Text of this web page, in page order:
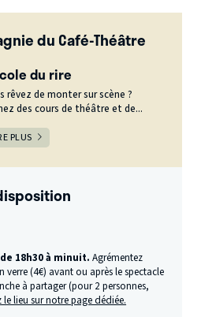
du Café-Théâtre
du rire
rêvez de monter sur scène ?
des cours de théâtre et de...
PLUS
de 18h30 à minuit.Agrémentez
verre (4€) avant ou après le spectacle
à partager (pour 2 personnes,
le lieu sur notre page dédiée.